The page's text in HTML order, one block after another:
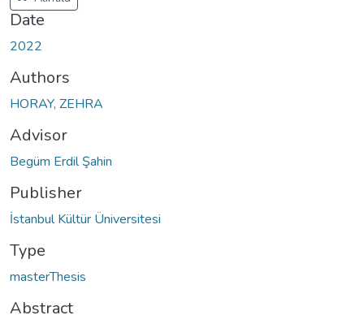
Date
2022
Authors
HORAY, ZEHRA
Advisor
Begüm Erdil Şahin
Publisher
İstanbul Kültür Üniversitesi
Type
masterThesis
Abstract